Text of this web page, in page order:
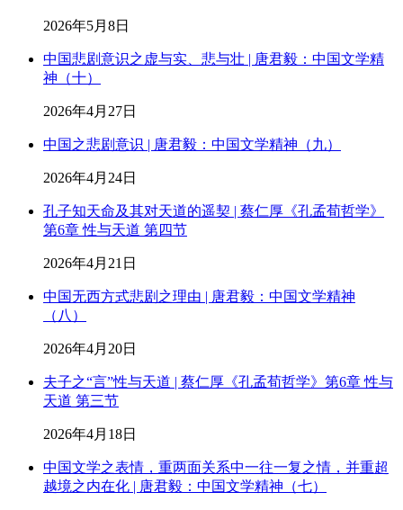
2026年5月8日
中国悲剧意识之虚与实、悲与壮 | 唐君毅：中国文学精
神（十）
2026年4月27日
中国之悲剧意识 | 唐君毅：中国文学精神（九）
2026年4月24日
孔子知天命及其对天道的遥契 | 蔡仁厚《孔孟荀哲学》
第6章 性与天道 第四节
2026年4月21日
中国无西方式悲剧之理由 | 唐君毅：中国文学精神
（八）
2026年4月20日
夫子之“言”性与天道 | 蔡仁厚《孔孟荀哲学》第6章 性与
天道 第三节
2026年4月18日
中国文学之表情，重两面关系中一往一复之情，并重超
越境之内在化 | 唐君毅：中国文学精神（七）